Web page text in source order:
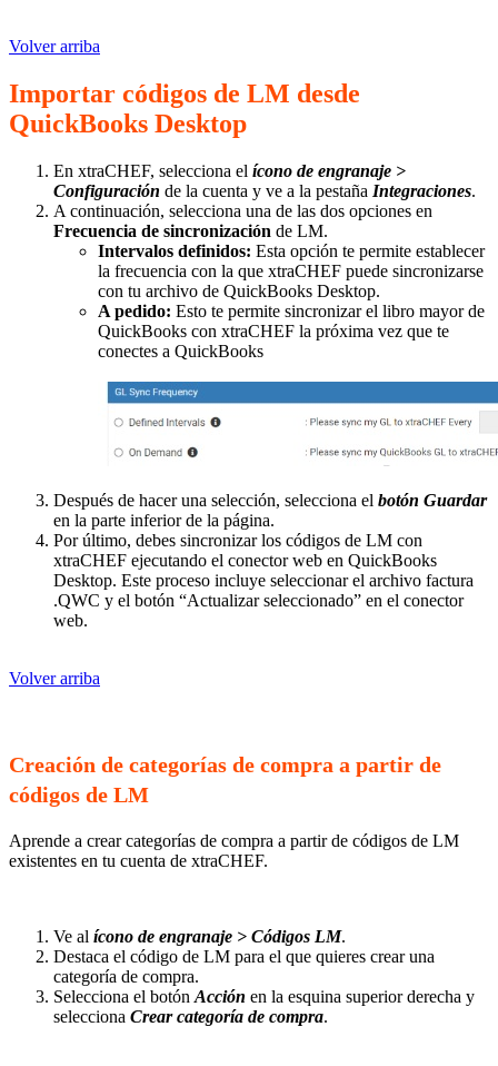
Volver arriba
Importar códigos de LM desde
QuickBooks Desktop
En xtraCHEF, selecciona el ícono de engranaje >
Configuración de la cuenta y ve a la pestaña Integraciones.
A continuación, selecciona una de las dos opciones en
Frecuencia de sincronización de LM.
Intervalos definidos: Esta opción te permite establecer
la frecuencia con la que xtraCHEF puede sincronizarse
con tu archivo de QuickBooks Desktop.
A pedido: Esto te permite sincronizar el libro mayor de
QuickBooks con xtraCHEF la próxima vez que te
conectes a QuickBooks
Después de hacer una selección, selecciona el botón Guardar
en la parte inferior de la página.
Por último, debes sincronizar los códigos de LM con
xtraCHEF ejecutando el conector web en QuickBooks
Desktop. Este proceso incluye seleccionar el archivo factura
.QWC y el botón “Actualizar seleccionado” en el conector
web.
Volver arriba
Creación de categorías de compra a partir de
códigos de LM
Aprende a crear categorías de compra a partir de códigos de LM
existentes en tu cuenta de xtraCHEF.
Ve al ícono de engranaje > Códigos LM.
Destaca el código de LM para el que quieres crear una
categoría de compra.
Selecciona el botón Acción en la esquina superior derecha y
selecciona Crear categoría de compra.